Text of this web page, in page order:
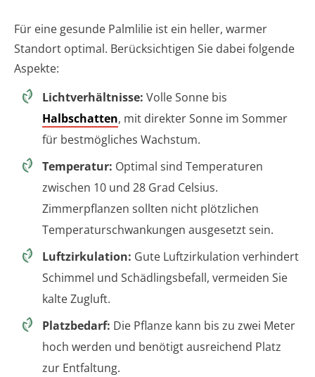
Für eine gesunde Palmlilie ist ein heller, warmer
Standort optimal. Berücksichtigen Sie dabei folgende
Aspekte:
Lichtverhältnisse: Volle Sonne bis
Halbschatten, mit direkter Sonne im Sommer
für bestmögliches Wachstum.
Temperatur: Optimal sind Temperaturen
zwischen 10 und 28 Grad Celsius.
Zimmerpflanzen sollten nicht plötzlichen
Temperaturschwankungen ausgesetzt sein.
Luftzirkulation: Gute Luftzirkulation verhindert
Schimmel und Schädlingsbefall, vermeiden Sie
kalte Zugluft.
Platzbedarf: Die Pflanze kann bis zu zwei Meter
hoch werden und benötigt ausreichend Platz
zur Entfaltung.